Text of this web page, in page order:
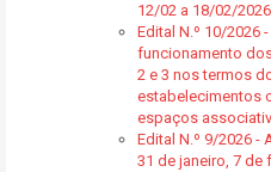
12/02 a 18/02/2026
Edital N.º 10/2026
funcionamento
2 e 3 nos termos
estabelecimentos
espaços
Edital N.º 9/2026 -
31 de janeiro, 7 de